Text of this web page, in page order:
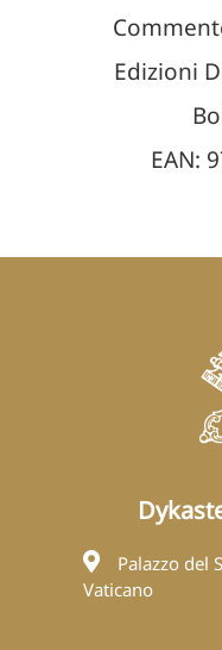
Edizioni
EAN:
Palazzo del
Vaticano